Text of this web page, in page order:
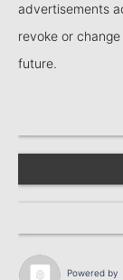
advertisements
revoke or
future.
Powered by